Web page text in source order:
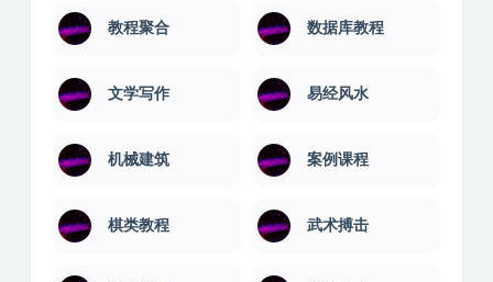
教程聚合 数据库教程
文学写作 易经风水
机械建筑 案例课程
棋类教程 武术搏击